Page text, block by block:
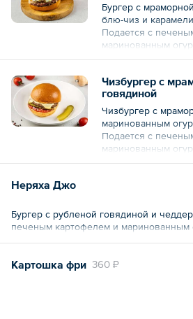
Бургер с
блю-чиз и
Подается с
маринованным
Чизбургер с
говядиной
Чизбургер с
маринованным
Подается с
маринованным
Неряха Джо
Бургер с рубленой говядиной и
печеным картофелем и маринованным
360 ₽
Картошка фри